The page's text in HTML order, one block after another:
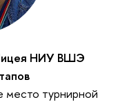
НИУ ВШЭ
место турнирной